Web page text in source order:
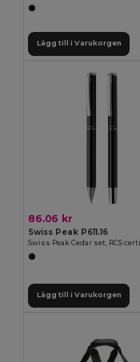
Lägg till i Varukorgen
86.06 kr
Swiss Peak P611.16
Lägg till i Varukorgen